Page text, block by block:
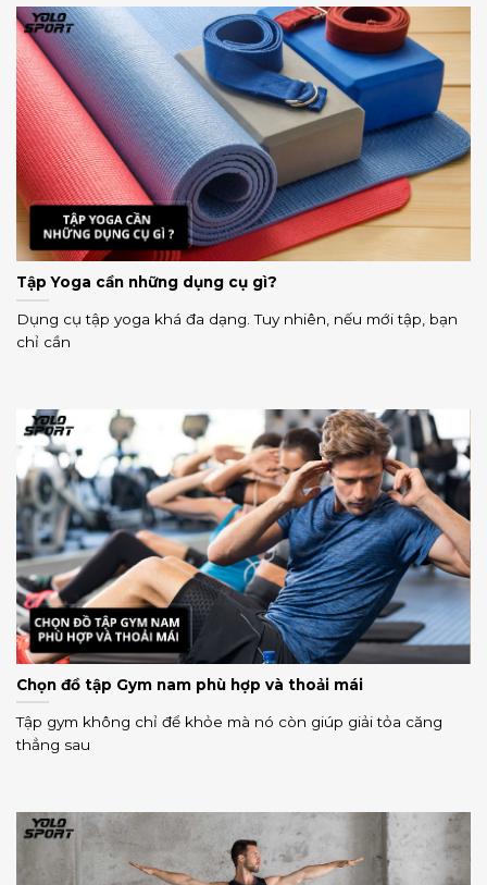
Tập Yoga cần những dụng cụ gì?
Dụng cụ tập yoga khá đa dạng. Tuy nhiên, nếu mới tập, bạn
chỉ cần
Chọn đồ tập Gym nam phù hợp và thoải mái
Tập gym không chỉ để khỏe mà nó còn giúp giải tỏa căng
thẳng sau